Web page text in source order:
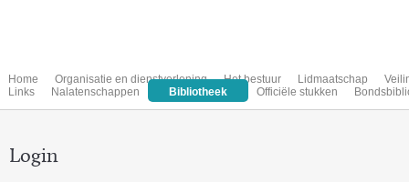
Home Organisatie en dienstverlening Het bestuur Lidmaatschap
Links
Nalatenschappen Bibliotheek Officiële stukken
Login